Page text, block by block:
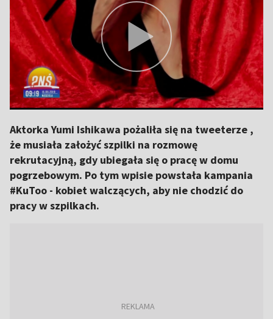
Aktorka Yumi Ishikawa pożaliła się na tweeterze ,
że musiała założyć szpilki na rozmowę
rekrutacyjną, gdy ubiegała się o pracę w domu
pogrzebowym. Po tym wpisie powstała kampania
#KuToo - kobiet walczących, aby nie chodzić do
pracy w szpilkach.